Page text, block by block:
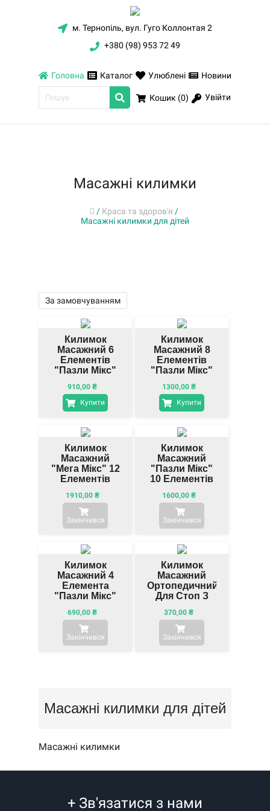
м. Тернопіль, вул. Гуго Коллонтая 2
+380 (98) 953 72 49
Головна Каталог Улюблені Новини
Кошик (0) Увійти
Масажні килимки
/ Краса та здоров'я /
Масажні килимки для дітей
За замовчуванням
Килимок
Масажний 6
Елементів
"Пазли Мікс"
910,00 ₴
Купити
Килимок
Масажний 8
Елементів
"Пазли Мікс"
1300,00₴
Купити
Килимок
Масажний
"Мега Мікс" 12
Елементів
1910,00₴
Закінчився
Килимок
Масажний
"Пазли Мікс"
10 Елементів
1600,00₴
Закінчився
Килимок
Масажний 4
Елемента
"Пазли Мікс"
690,00 ₴
Закінчився
Килимок
Масажний
Ортопедичний
Для Стоп З
Toros-Group,
Тип 1121
370,00 ₴
Закінчився
Масажні килимки для дітей
Масажні килимки
+ Зв'язатися з нами